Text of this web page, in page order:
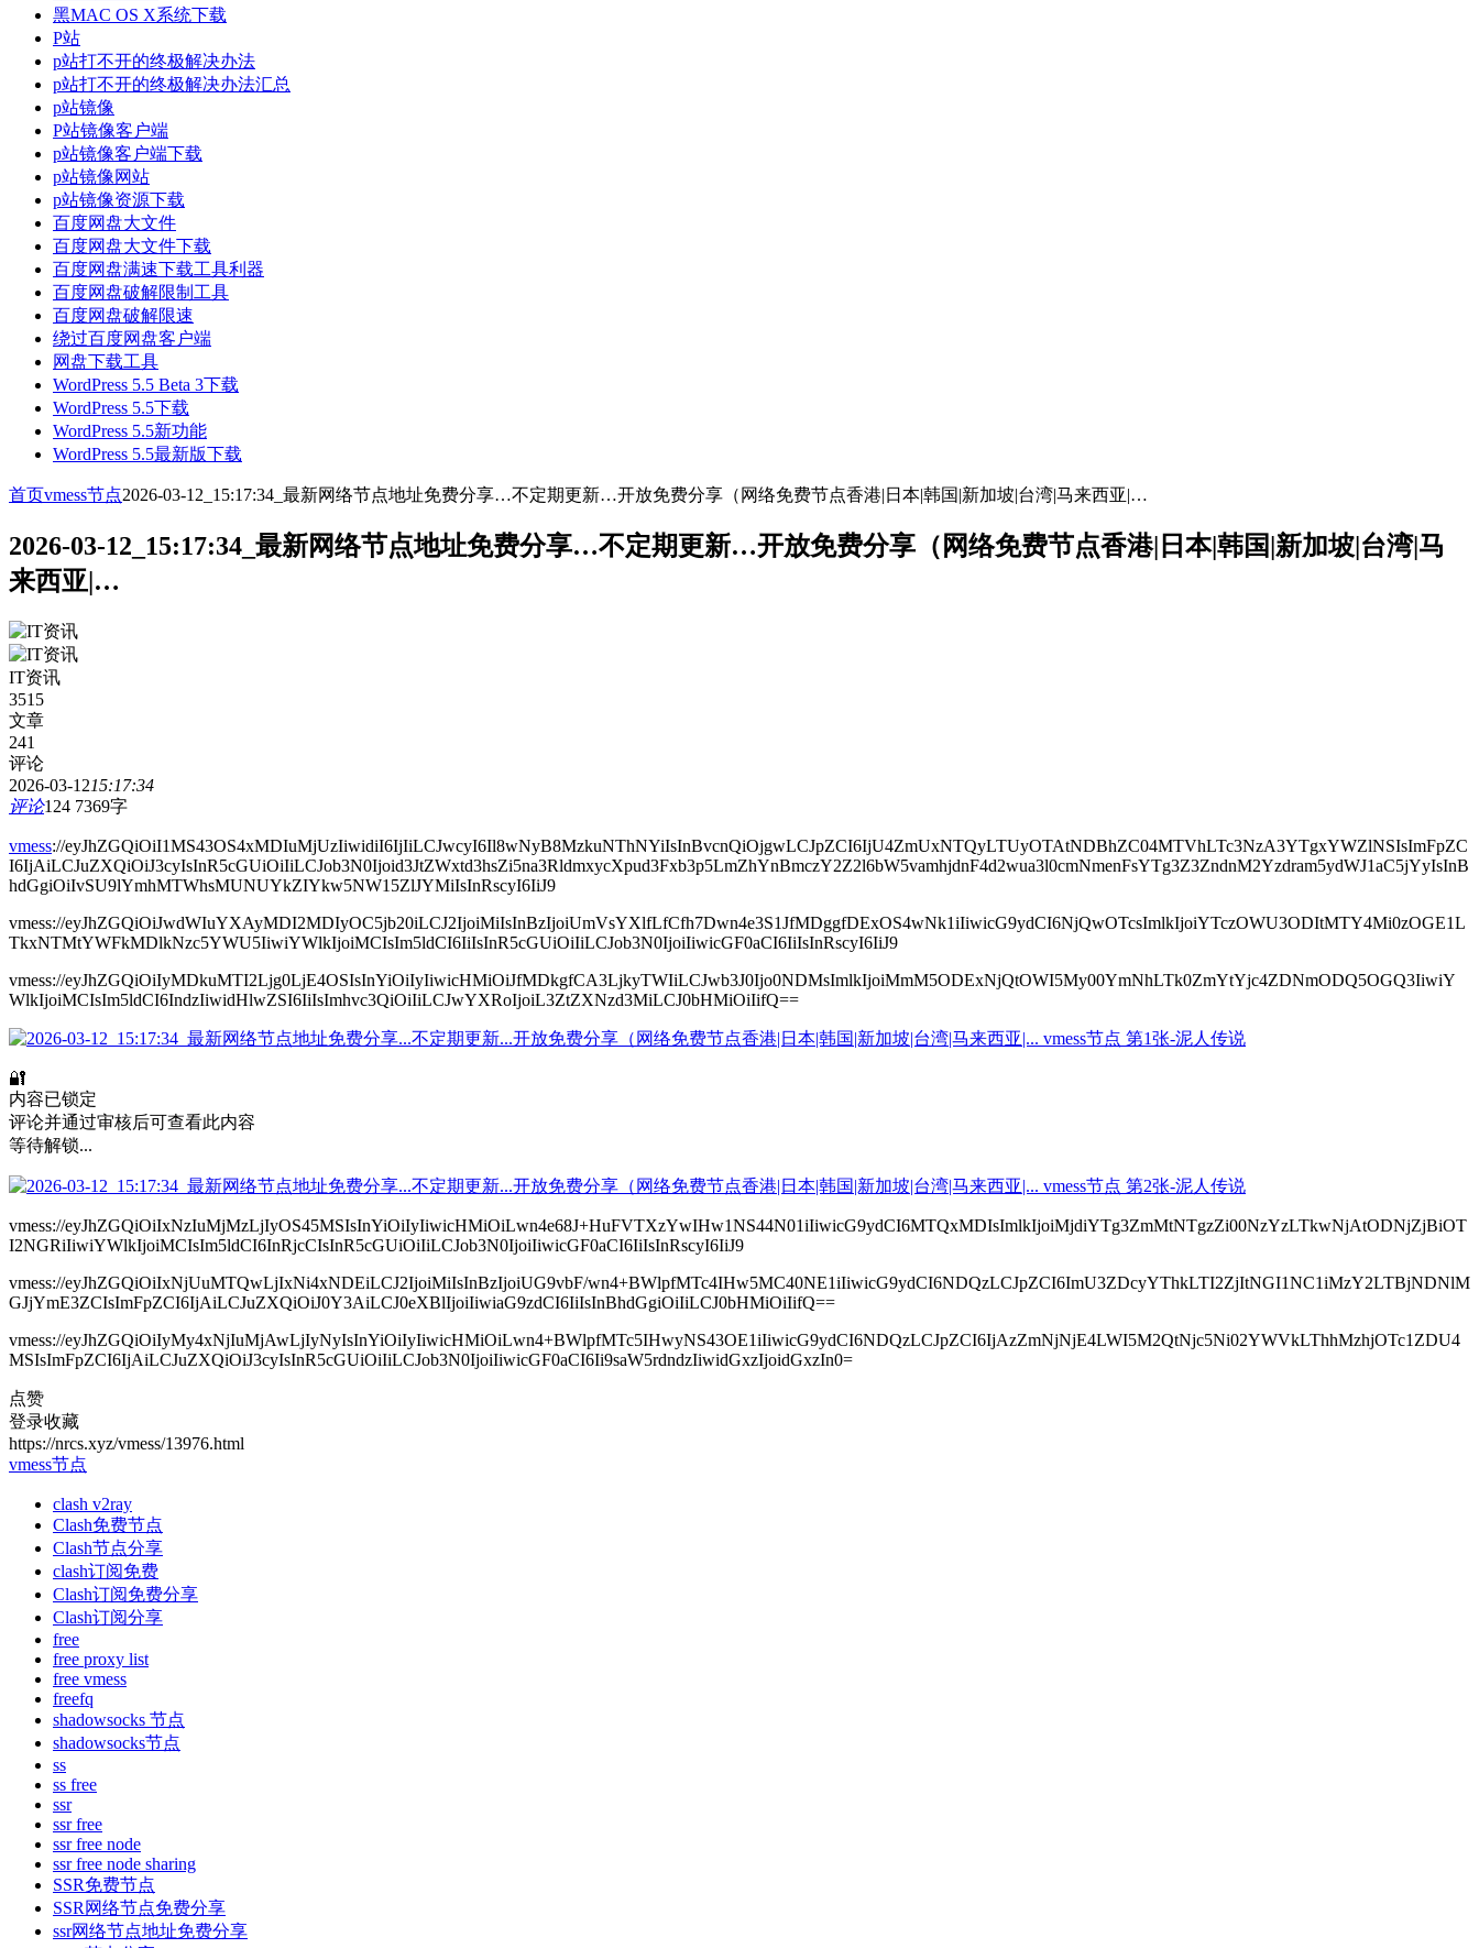
黑MAC OS X系统下载
P站
p站打不开的终极解决办法
p站打不开的终极解决办法汇总
p站镜像
P站镜像客户端
p站镜像客户端下载
p站镜像网站
p站镜像资源下载
百度网盘大文件
百度网盘大文件下载
百度网盘满速下载工具利器
百度网盘破解限制工具
百度网盘破解限速
绕过百度网盘客户端
网盘下载工具
WordPress 5.5 Beta 3下载
WordPress 5.5下载
WordPress 5.5新功能
WordPress 5.5最新版下载
首页vmess节点2026-03-12_15:17:34_最新网络节点地址免费分享…不定期更新…开放免费分享（网络免费节点香港|日本|韩国|新加坡|台湾|马来西亚|…
2026-03-12_15:17:34_最新网络节点地址免费分享…不定期更新…开放免费分享（网络免费节点香港|日本|韩国|新加坡|台湾|马
来西亚|…
IT资讯
3515
文章
241
评论
2026-03-1215:17:34
评论124 7369字
vmess://eyJhZGQiOiI1MS43OS4xMDIuMjUzIiwidiI6IjIiLCJwcyI6Il8wNyB8MzkuNThNYiIsInBvcnQiOjgwLCJpZCI6IjU4ZmUxNTQyLTUyOTAtNDBhZC04MTVhLTc3NzA3YTgxYWZlNSIsImFpZC
I6IjAiLCJuZXQiOiJ3cyIsInR5cGUiOiIiLCJob3N0Ijoid3JtZWxtd3hsZi5na3RldmxycXpud3Fxb3p5LmZhYnBmczY2Z2l6bW5vamhjdnF4d2wua3l0cmNmenFsYTg3Z3ZndnM2Yzdram5ydWJ1aC5jYyIsInB
hdGgiOiIvSU9lYmhMTWhsMUNUYkZIYkw5NW15ZlJYMiIsInRscyI6IiJ9
vmess://eyJhZGQiOiJwdWIuYXAyMDI2MDIyOC5jb20iLCJ2IjoiMiIsInBzIjoiUmVsYXlfLfCfh7Dwn4e3S1JfMDggfDExOS4wNk1iIiwicG9ydCI6NjQwOTcsImlkIjoiYTczOWU3ODItMTY4Mi0zOGE1L
TkxNTMtYWFkMDlkNzc5YWU5IiwiYWlkIjoiMCIsIm5ldCI6IiIsInR5cGUiOiIiLCJob3N0IjoiIiwicGF0aCI6IiIsInRscyI6IiJ9
vmess://eyJhZGQiOiIyMDkuMTI2Ljg0LjE4OSIsInYiOiIyIiwicHMiOiJfMDkgfCA3LjkyTWIiLCJwb3J0Ijo0NDMsImlkIjoiMmM5ODExNjQtOWI5My00YmNhLTk0ZmYtYjc4ZDNmODQ5OGQ3IiwiY
WlkIjoiMCIsIm5ldCI6IndzIiwidHlwZSI6IiIsImhvc3QiOiIiLCJwYXRoIjoiL3ZtZXNzd3MiLCJ0bHMiOiIifQ==
🔐
内容已锁定
评论并通过审核后可查看此内容
等待解锁...
vmess://eyJhZGQiOiIxNzIuMjMzLjIyOS45MSIsInYiOiIyIiwicHMiOiLwn4e68J+HuFVTXzYwIHw1NS44N01iIiwicG9ydCI6MTQxMDIsImlkIjoiMjdiYTg3ZmMtNTgzZi00NzYzLTkwNjAtODNjZjBiOT
I2NGRiIiwiYWlkIjoiMCIsIm5ldCI6InRjcCIsInR5cGUiOiIiLCJob3N0IjoiIiwicGF0aCI6IiIsInRscyI6IiJ9
vmess://eyJhZGQiOiIxNjUuMTQwLjIxNi4xNDEiLCJ2IjoiMiIsInBzIjoiUG9vbF/wn4+BWlpfMTc4IHw5MC40NE1iIiwicG9ydCI6NDQzLCJpZCI6ImU3ZDcyYThkLTI2ZjItNGI1NC1iMzY2LTBjNDNlM
GJjYmE3ZCIsImFpZCI6IjAiLCJuZXQiOiJ0Y3AiLCJ0eXBlIjoiIiwiaG9zdCI6IiIsInBhdGgiOiIiLCJ0bHMiOiIifQ==
vmess://eyJhZGQiOiIyMy4xNjIuMjAwLjIyNyIsInYiOiIyIiwicHMiOiLwn4+BWlpfMTc5IHwyNS43OE1iIiwicG9ydCI6NDQzLCJpZCI6IjAzZmNjNjE4LWI5M2QtNjc5Ni02YWVkLThhMzhjOTc1ZDU4
MSIsImFpZCI6IjAiLCJuZXQiOiJ3cyIsInR5cGUiOiIiLCJob3N0IjoiIiwicGF0aCI6Ii9saW5rdndzIiwidGxzIjoidGxzIn0=
点赞
登录收藏
https://nrcs.xyz/vmess/13976.html
vmess节点
clash v2ray
Clash免费节点
Clash节点分享
clash订阅免费
Clash订阅免费分享
Clash订阅分享
free
free proxy list
free vmess
freefq
shadowsocks 节点
shadowsocks节点
ss
ss free
ssr
ssr free
ssr free node
ssr free node sharing
SSR免费节点
SSR网络节点免费分享
ssr网络节点地址免费分享